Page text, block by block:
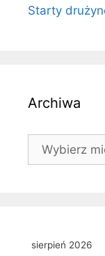
Starty
Archiwa
Archiwa
sierpień 2026